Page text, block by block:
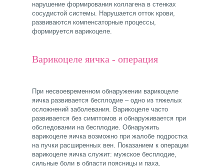
нарушение формирования коллагена в стенках
сосудистой системы. Нарушается отток крови,
развиваются компенсаторные процессы,
формируется варикоцеле.
Варикоцеле яичка - операция
При несвоевременном обнаружении варикоцеле
яичка развивается бесплодие – одно из тяжелых
осложнений заболевания. Варикоцеле часто
развивается без симптомов и обнаруживается при
обследовании на бесплодие. Обнаружить
варикоцеле яичка возможно при жалобе подростка
на пучки расширенных вен. Показанием к операции
варикоцеле яичка служит: мужское бесплодие,
сильные боли в области поясницы и паха.